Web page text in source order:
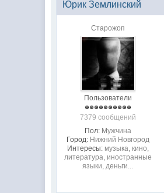
Юрик Землинский
Старожоп
Пользователи
7379 сообщений
Пол: Мужчина
Город: Нижний Новгород
Интересы: музыка, кино,
литература, иностранные
языки, деньги...